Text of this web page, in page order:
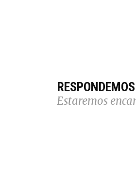
Estaremos